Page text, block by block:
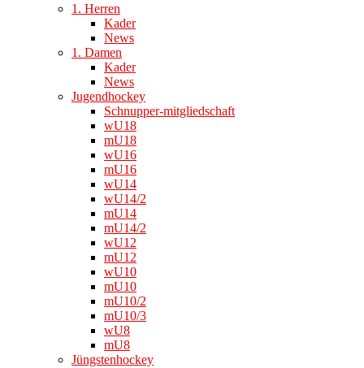
1. Herren
Kader
News
1. Damen
Kader
News
Jugendhockey
Schnupper-mitgliedschaft
wU18
mU18
wU16
mU16
wU14
wU14/2
mU14
mU14/2
wU12
mU12
wU10
mU10
mU10/2
mU10/3
wU8
mU8
Jüngstenhockey